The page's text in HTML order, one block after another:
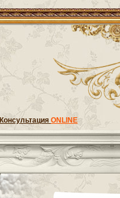
Консультация ONLINE